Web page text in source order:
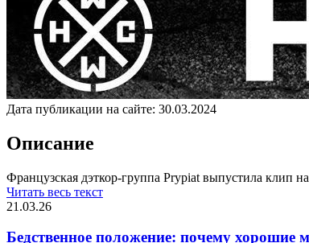
Дата публикации на сайте: 30.03.2024
Описание
Французская дэткор-группа Prypiat выпустила клип
Читать весь текст
21.03.26
Бедственное положение: почему хорошие